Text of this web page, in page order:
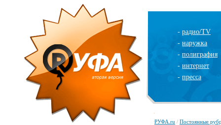
- радио/TV
- наружка
- полиграфия
- интернет
- пресса
РУФА.ru / Постоянные